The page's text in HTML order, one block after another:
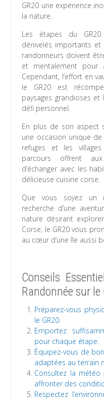
GR20 une expérience
la nature.
Les étapes du
dénivelés importants et
randonneurs doivent
et mentalement pour
Cependant, l’effort en
le GR20 est
paysages grandioses et
défi personnel.
En plus de son aspect
une occasion unique
refuges et les
parcours offrent aux
d’échanger avec les
délicieuse cuisine corse.
Que vous soyez un
recherche d’une
nature désirant
Corse, le GR20 vous
au cœur d’une île aussi
Conseils
Randonnée sur le
Préparez-vous
le GR20.
Emportez
pour chaque étape.
Équipez-vous de
adaptées au terrain
Consultez la
affronter des
Respectez